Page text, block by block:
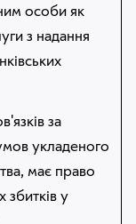
особи як
з надання
за
укладеного
має право
збитків у